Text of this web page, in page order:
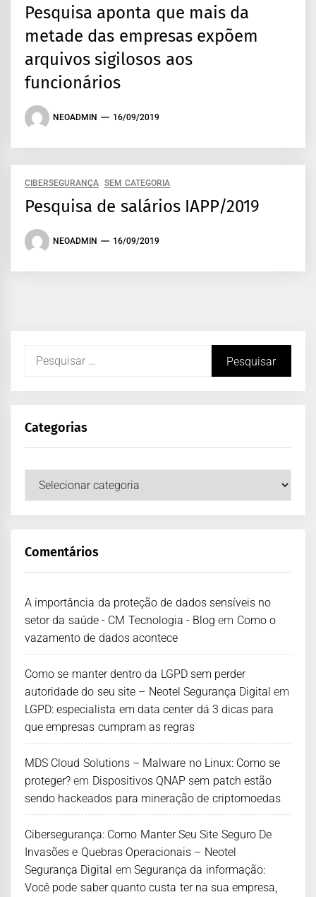
Pesquisa aponta que mais da
metade das empresas expõem
arquivos sigilosos aos
funcionários
NEOADMIN 16/09/2019
CIBERSEGURANÇA SEM CATEGORIA
Pesquisa de salários IAPP/2019
NEOADMIN 16/09/2019
Categorias
Comentários
A importância da proteção de dados sensíveis no
setor da saúde - CM Tecnologia - Blog em Como o
vazamento de dados acontece
Como se manter dentro da LGPD sem perder
autoridade do seu site – Neotel Segurança Digital em
LGPD: especialista em data center dá 3 dicas para
que empresas cumpram as regras
MDS Cloud Solutions – Malware no Linux: Como se
proteger? em Dispositivos QNAP sem patch estão
sendo hackeados para mineração de criptomoedas
Cibersegurança: Como Manter Seu Site Seguro De
Invasões e Quebras Operacionais – Neotel
Segurança Digital em Segurança da informação:
Você pode saber quanto custa ter na sua empresa,